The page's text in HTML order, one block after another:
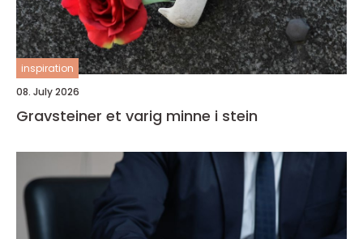
inspiration
08. July 2026
Gravsteiner et varig minne i stein